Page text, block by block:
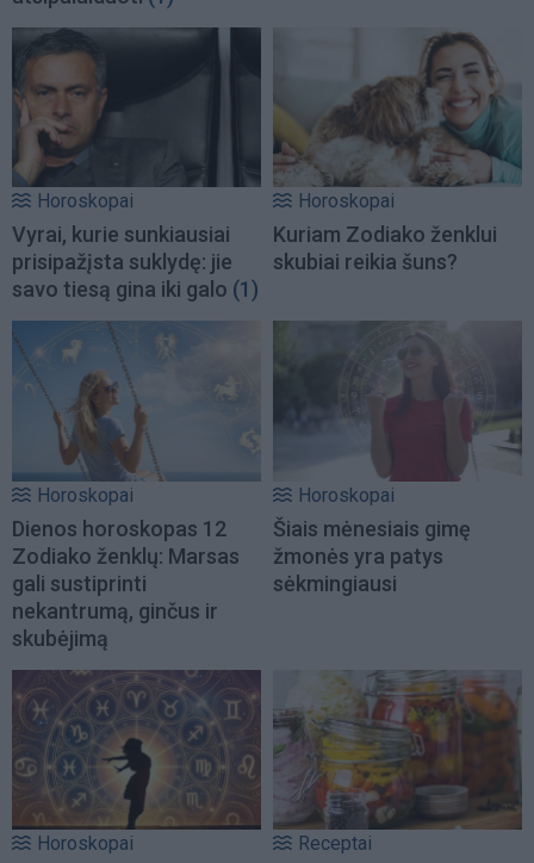
Horoskopai
Vyrai, kurie sunkiausiai
prisipažįsta suklydę: jie
savo tiesą gina iki galo (1)
Horoskopai
Kuriam Zodiako ženklui
skubiai reikia šuns?
Horoskopai
Dienos horoskopas 12
Zodiako ženklų: Marsas
gali sustiprinti
nekantrumą, ginčus ir
skubėjimą
Horoskopai
Šiais mėnesiais gimę
žmonės yra patys
sėkmingiausi
Horoskopai Receptai